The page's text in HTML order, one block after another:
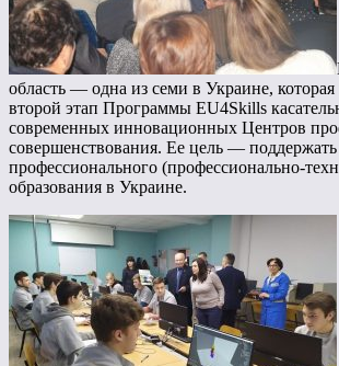
область — одна из семи в Украине,
второй этап Программы EU4Skills
современных инновационных Центров
совершенствования. Ее цель —
профессионального (профессионально-
образования в Украине.